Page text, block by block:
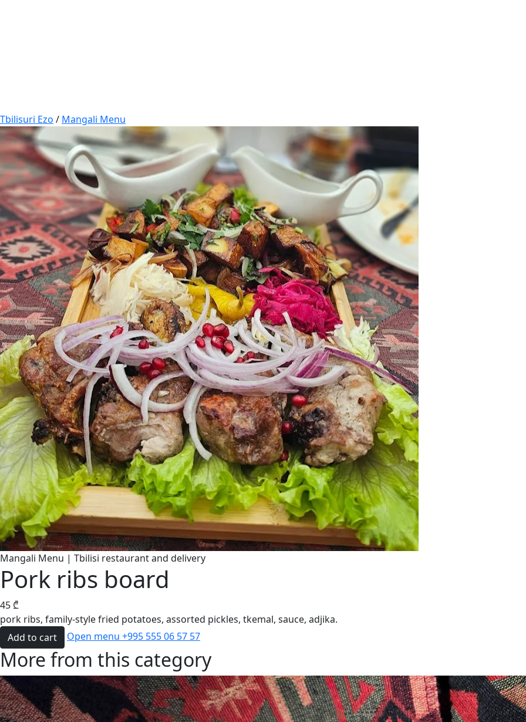
Tbilisuri Ezo / Mangali Menu
Mangali Menu | Tbilisi restaurant and delivery
Pork ribs board
45₾
pork ribs, family-style fried potatoes, assorted pickles, tkemal, sauce, adjika.
Add to cart
Open menu +995 555 06 57 57
More from this category